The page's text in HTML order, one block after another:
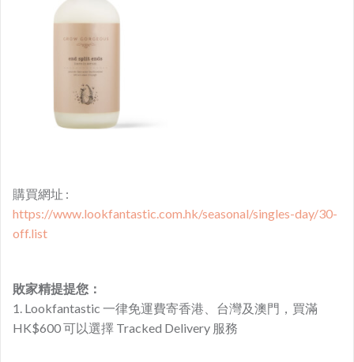
購買網址 :
https://www.lookfantastic.com.hk/seasonal/singles-day/30-
off.list
敗家精提提您：
1. Lookfantastic 一律免運費寄香港、台灣及澳門，買滿
HK$600 可以選擇 Tracked Delivery 服務